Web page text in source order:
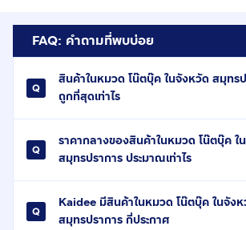
FAQ: คำถามที่พบบ่อย
สินค้าในหมวด โน๊ตบุ๊ค ในจังหวัด สมุทรป
ถูกที่สุดเท่าไร
ราคากลางของสินค้าในหมวด โน๊ตบุ๊ค ใ
สมุทรปราการ ประมาณเท่าไร
Kaidee มีสินค้าในหมวด โน๊ตบุ๊ค ในจัง
สมุทรปราการ กี่ประกาศ